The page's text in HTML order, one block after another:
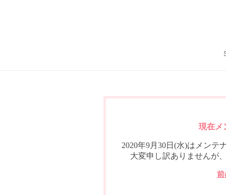
現在メ
2020年9月30日(水)はメンテ
大変申し訳ありませんが
前